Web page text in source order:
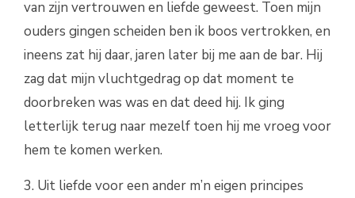
van zijn vertrouwen en liefde geweest. Toen mijn
ouders gingen scheiden ben ik boos vertrokken, en
ineens zat hij daar, jaren later bij me aan de bar. Hij
zag dat mijn vluchtgedrag op dat moment te
doorbreken was was en dat deed hij. Ik ging
letterlijk terug naar mezelf toen hij me vroeg voor
hem te komen werken.
3. Uit liefde voor een ander m’n eigen principes